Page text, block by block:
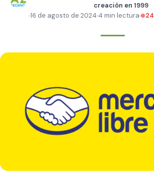
creación en 1999
16 de agosto de 2024 4 min lectura 24